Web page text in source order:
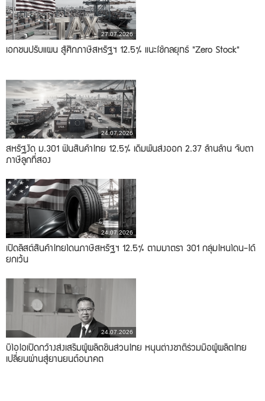
27.07.2026
เอกชนปรับแผน สู้ศึกภาษีสหรัฐฯ 12.5% แนะใช้กลยุทธ์ "Zero Stock"
24.07.2026
สหรัฐงัด ม.301 ฟันสินค้าไทย 12.5% เดิมพันส่งออก 2.37 ล้านล้าน จับตา
ภาษีลูกที่สอง
24.07.2026
เปิดลิสต์สินค้าไทยโดนภาษีสหรัฐฯ 12.5% ตามมาตรา 301 กลุ่มไหนโดน-ได้
ยกเว้น
24.07.2026
บีโอไอเปิดกว้างส่งเสริมผู้ผลิตชิ้นส่วนไทย หนุนต่างชาติร่วมมือผู้ผลิตไทย
เปลี่ยนผ่านสู่ยานยนต์อนาคต